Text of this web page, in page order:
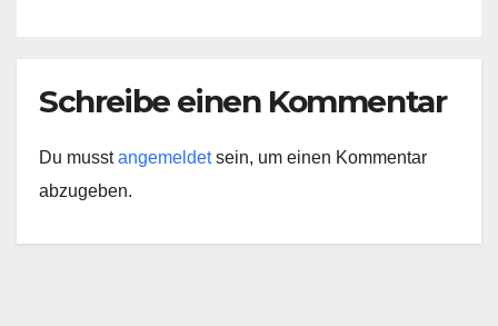
Schreibe einen Kommentar
Du musstangemeldetsein, um einen Kommentar
abzugeben.